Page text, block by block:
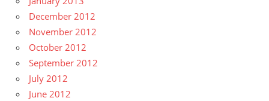
December 2012
November 2012
October 2012
September 2012
July 2012
June 2012